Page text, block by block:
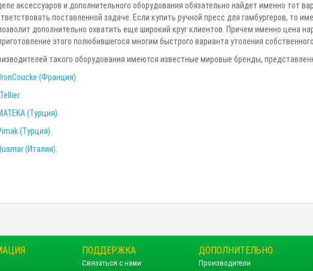
аксессуаров и дополнительного оборудования обязательно найдет именно тот
поставленной задаче. Если купить ручной пресс для гамбургеров, то
дополнительно охватить еще широкий круг клиентов. Причем именно цена
этого полюбившегося многим быстрого варианта утоления
такого оборудования имеются известные мировые бренды,
(Франция)
.
(Турция)
(Турция)
(Италия)
ПОДДЕРЖКА
Связаться с нами
ДОПОЛНИТЕЛЬНО
Производители